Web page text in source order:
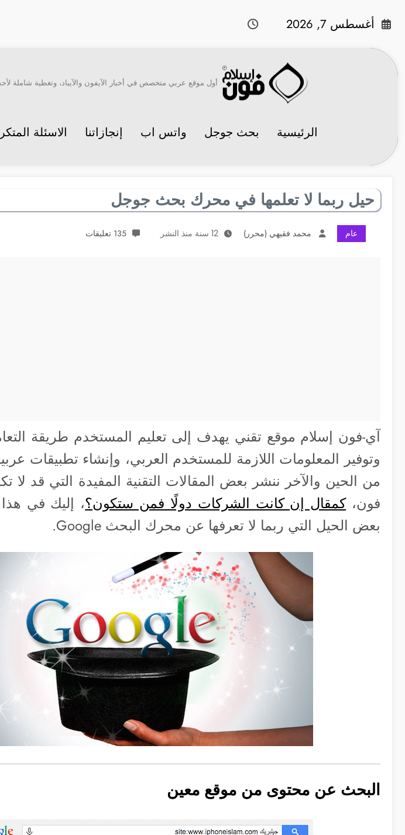
أغسطس 7, 2026
أول موقع عربي متخصص في أخبار الآيفون والآيباد، وتغطية شاملة
الرئيسية بحث جوجل واتس اب إنجازاتنا الاسئلة
حيل ربما لا تعلمها في محرك بحث جوجل
عام محمد فقيهي (محرر) 12 سنة منذ النشر 135 تعليقات
آي-فون إسلام موقع تقني يهدف إلى تعليم المستخدم طريقة
وتوفير المعلومات اللازمة للمستخدم العربي، وإنشاء تطبيقات
من الحين والآخر ننشر بعض المقالات التقنية المفيدة التي قد لا
فون،كمقال إن كانت الشركات دولًا فمن ستكون؟، إليك في
بعض الحيل التي ربما لا تعرفها عن محرك البحث Google.
البحث عن محتوى من موقع معين